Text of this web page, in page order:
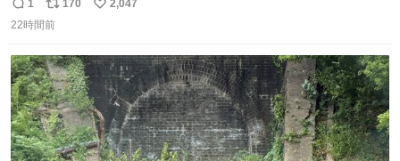
返
信
1
リ
ポ
ト
数
170
い
数
2,047
22時間前